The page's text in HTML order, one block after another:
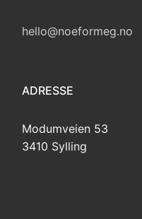
hello@noeformeg.no
ADRESSE
Modumveien 53
3410 Sylling